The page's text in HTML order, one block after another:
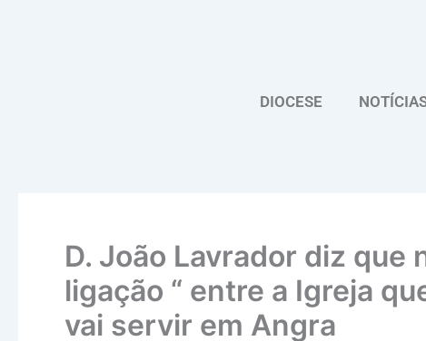
DIOCESE
D. João Lavrador diz que
ligação “ entre a Igreja
vai servir em Angra